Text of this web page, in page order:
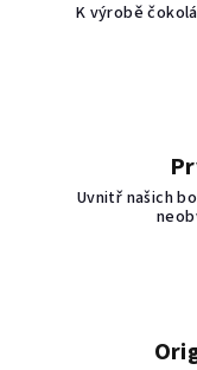
K výrobě
Uvnitř našich